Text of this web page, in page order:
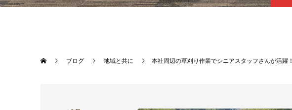
ブログ 地域と共に 本社周辺の草刈り作業でシニアスタッフさんが活躍！